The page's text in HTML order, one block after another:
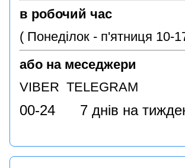
в робочий час
( Понеділок - п'ятниця 10-
або на меседжери
VIBER TELEGRAM
00-24 7 днів на